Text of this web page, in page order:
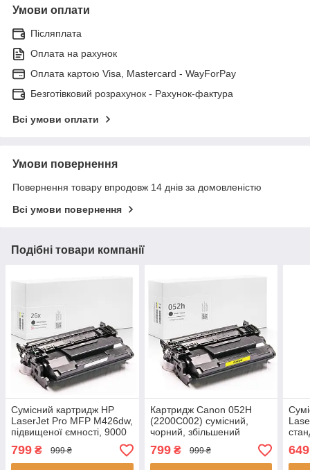
Умови оплати
Післяплата
Оплата на рахунок
Оплата картою Visa, Mastercard - WayForPay
Безготівковий розрахунок - Рахунок-фактура
Всі умови оплати
Умови повернення
Повернення товару впродовж 14 днів за домовленістю
Всі умови повернення
Подібні товари компанії
Сумісний картридж HP
LaserJet Pro MFP M426dw,
підвищеної ємності, 9000
GRAVITONE
799 ₴ 999 ₴
Картридж Canon 052H
(2200C002) сумісний,
чорний, збільшений
аналог від Gravitone
799₴ 999 ₴ 649